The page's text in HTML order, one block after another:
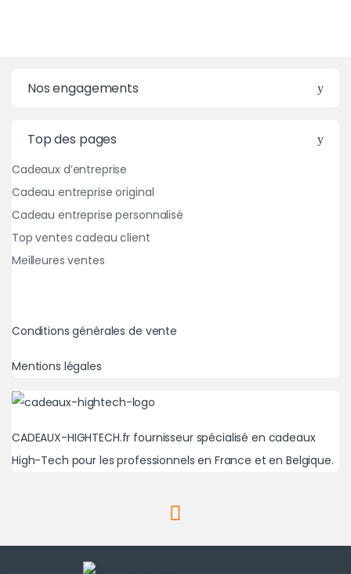
Nos engagements
Top des pages
Cadeaux d’entreprise
Cadeau entreprise original
Cadeau entreprise personnalisé
Top ventes cadeau client
Meilleures ventes
Conditions générales de vente
Mentions légales
CADEAUX-HIGHTECH.fr fournisseur spécialisé en cadeaux
High-Tech pour les professionnels en France et en Belgique.